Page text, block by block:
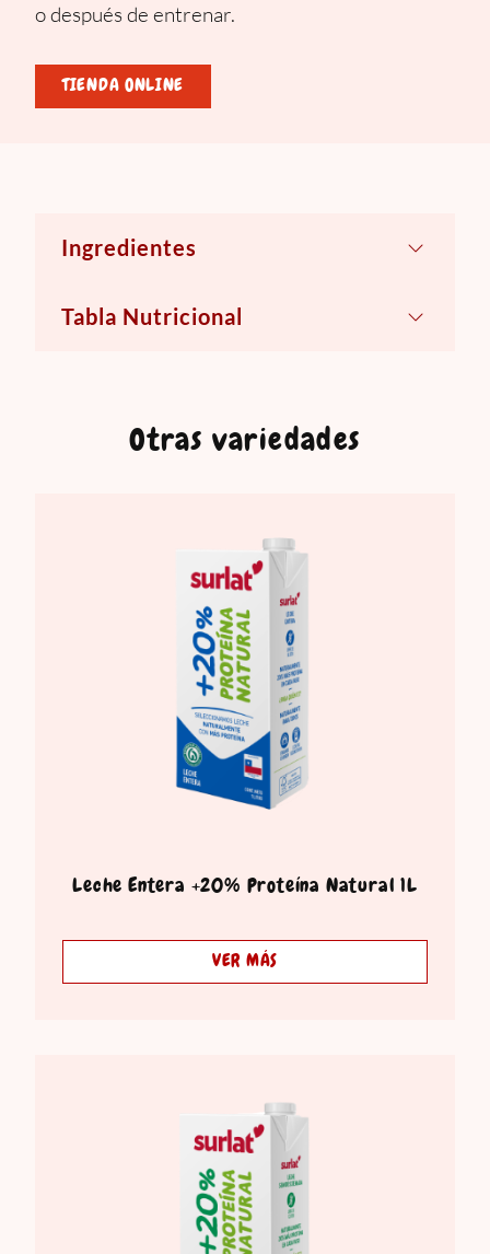
o después de entrenar.
TIENDA ONLINE
Ingredientes
Concentrado de proteína de leche,
bulgaricus, Cepa de yogurt s.
thermophilus, L. rhamnosus, Lactasa,
Vitamina d3 (origen animal), Leche.
Tabla Nutricional
Otras variedades
Leche Entera +20% Proteína Natural 1L
VER MÁS